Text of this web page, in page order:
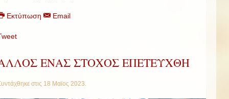
Εκτύπωση Email
ΕΝΑΣ ΣΤΟΧΟΣ ΕΠΕΤΕΥΧΘΗ
στις 18 Μαϊος 2023.